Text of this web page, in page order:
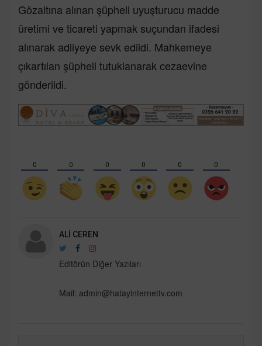
Gözaltına alınan şüpheli uyuşturucu madde
üretimi ve ticareti yapmak suçundan ifadesi
alınarak adliyeye sevk edildi. Mahkemeye
çıkartılan şüpheli tutuklanarak cezaevine
gönderildi.
0 0 0 0 0 0
ALI CEREN
Editörün Diğer Yazıları
Mail: admin@hatayinternettv.com